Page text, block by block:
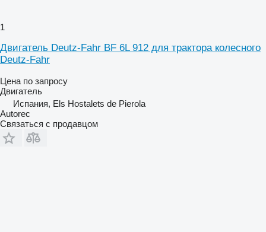
1
Двигатель Deutz-Fahr BF 6L 912 для трактора колесного
Deutz-Fahr
Цена по запросу
Двигатель
Испания, Els Hostalets de Pierola
Autorec
Связаться с продавцом